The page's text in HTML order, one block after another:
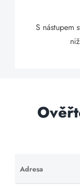
S nástupem
Adresa
Ponechte
toto pole